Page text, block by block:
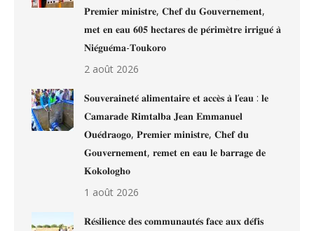
𝐏𝐫𝐞𝐦𝐢𝐞𝐫 𝐦𝐢𝐧𝐢𝐬𝐭𝐫𝐞, 𝐂𝐡𝐞𝐟 𝐝𝐮 𝐆𝐨𝐮𝐯𝐞𝐫𝐧𝐞𝐦𝐞𝐧𝐭,
𝐦𝐞𝐭 𝐞𝐧 𝐞𝐚𝐮 𝟔𝟎𝟓 𝐡𝐞𝐜𝐭𝐚𝐫𝐞𝐬 𝐝𝐞 𝐩𝐞́𝐫𝐢𝐦𝐞̀𝐭𝐫𝐞 𝐢𝐫𝐫𝐢𝐠𝐮𝐞́ 𝐚̀
𝐍𝐢𝐞́𝐠𝐮𝐞́𝐦𝐚-𝐓𝐨𝐮𝐤𝐨𝐫𝐨
2 août 2026
𝐒𝐨𝐮𝐯𝐞𝐫𝐚𝐢𝐧𝐞𝐭𝐞́ 𝐚𝐥𝐢𝐦𝐞𝐧𝐭𝐚𝐢𝐫𝐞 𝐞𝐭 𝐚𝐜𝐜𝐞̀𝐬 𝐚̀ 𝐥’𝐞𝐚𝐮 : 𝐥𝐞
𝐂𝐚𝐦𝐚𝐫𝐚𝐝𝐞 𝐑𝐢𝐦𝐭𝐚𝐥𝐛𝐚 𝐉𝐞𝐚𝐧 𝐄𝐦𝐦𝐚𝐧𝐮𝐞𝐥
𝐎𝐮𝐞́𝐝𝐫𝐚𝐨𝐠𝐨, 𝐏𝐫𝐞𝐦𝐢𝐞𝐫 𝐦𝐢𝐧𝐢𝐬𝐭𝐫𝐞, 𝐂𝐡𝐞𝐟 𝐝𝐮
𝐆𝐨𝐮𝐯𝐞𝐫𝐧𝐞𝐦𝐞𝐧𝐭, 𝐫𝐞𝐦𝐞𝐭 𝐞𝐧 𝐞𝐚𝐮 𝐥𝐞 𝐛𝐚𝐫𝐫𝐚𝐠𝐞 𝐝𝐞
𝐊𝐨𝐤𝐨𝐥𝐨𝐠𝐡𝐨
1 août 2026
𝐑𝐞́𝐬𝐢𝐥𝐢𝐞𝐧𝐜𝐞 𝐝𝐞𝐬 𝐜𝐨𝐦𝐦𝐮𝐧𝐚𝐮𝐭𝐞́𝐬 𝐟𝐚𝐜𝐞 𝐚𝐮𝐱 𝐝𝐞́𝐟𝐢𝐬